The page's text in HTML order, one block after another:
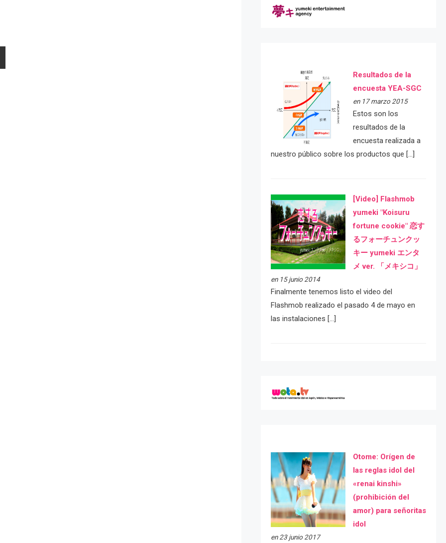
Resultados de la
encuesta YEA-SGC
en 17 marzo 2015
Estos son los
resultados de la
encuesta realizada a
nuestro público sobre los productos que […]
[Video] Flashmob
yumeki "Koisuru
fortune cookie" 恋す
るフォーチュンクッ
キー yumeki エンタ
メ ver. 「メキシコ」
en 15 junio 2014
Finalmente tenemos listo el video del
Flashmob realizado el pasado 4 de mayo en
las instalaciones […]
Otome: Orígen de
las reglas idol del
«renai kinshi»
(prohibición del
amor) para señoritas
idol
en 23 junio 2017